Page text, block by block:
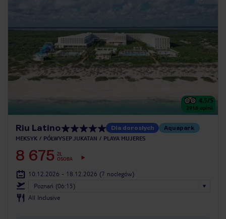
4.5/5
2916 opinii
Riu Latino Dla dorosłych Aquapark
MEKSYK PÓŁWYSEP JUKATAN PLAYA MUJERES
8 675 ZŁ
OSOBA
10.12.2026 - 18.12.2026 (7 noclegów)
Poznań (06:15)
All Inclusive